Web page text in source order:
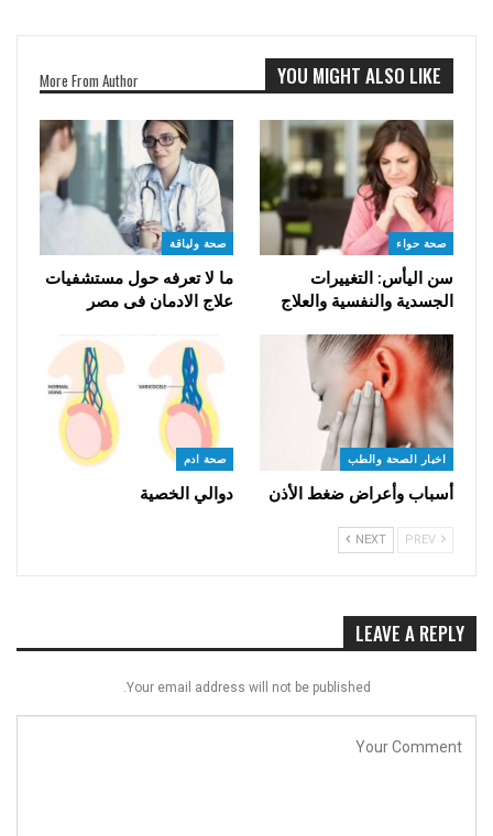
YOU MIGHT ALSO LIKE
More From Author
صحة حواء
سن اليأس: التغييرات
الجسدية والنفسية والعلاج
صحة ولياقة
ما لا تعرفه حول مستشفيات
علاج الادمان فى مصر
اخبار الصحة والطب
أسباب وأعراض ضغط الأذن
صحة ادم
دوالي الخصية
NEXT
LEAVE A REPLY
Your email address will not be published.